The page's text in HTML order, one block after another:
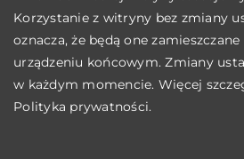
Korzystanie z witryny bez zmiany
oznacza, że będą one
urządzeniu końcowym. Zmiany
w każdym momencie. Więcej
Polityka prywatności.